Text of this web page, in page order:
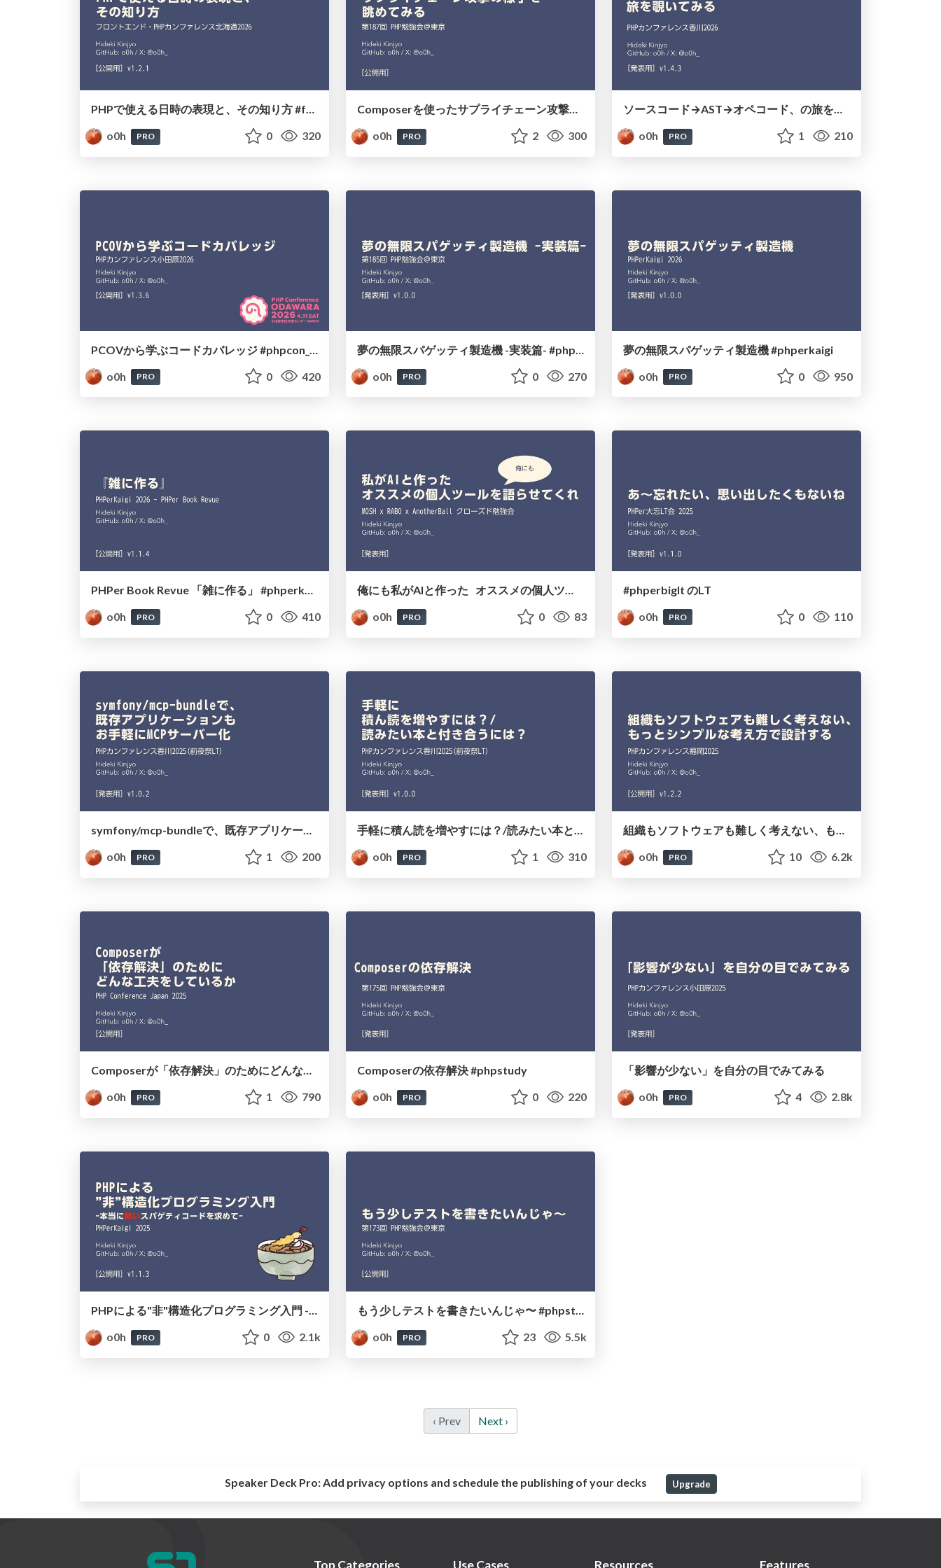
PHPで使える日時の表現と、その知り方 #frontend_phpcon_do
o0h
PRO 0 320
Composerを使ったサプライチェーン攻撃の様子を眺めてみる #phpstudy
o0h
PRO 2 300
ソースコード→AST→オペコード、の旅を覗いてみる
o0h
PRO 1 210
o0h
PRO 0 420
o0h
PRO 0 270
夢の無限スパゲッティ製造機 #phperkaigi
o0h
PRO 0 950
o0h
PRO 0 410
o0h
PRO 0 83
#phperbiglt のLT
o0h
PRO 0 110
symfony/mcp-bundleで、既存アプリケーションもお手軽にMCPサーバー化
o0h
PRO 1 200
手軽に積ん読を増やすには？/読みたい本と付き合うには？
o0h
PRO 1 310
組織もソフトウェアも難しく考えない、もっとシンプルな考え方で設計する #phpconfuk
o0h
PRO 10 6.2k
Composerが「依存解決」のためにどんな工夫をしているか #phpcon
o0h
PRO 1 790
Composerの依存解決 #phpstudy
o0h
PRO 0 220
「影響が少ない」を自分の目でみてみる
o0h
PRO 4 2.8k
PHPによる"非"構造化プログラミング入門 -本当に熱いスパゲティコードを求めて- #phperkaigi
o0h
PRO 0 2.1k
もう少しテストを書きたいんじゃ〜 #phpstudy
o0h
PRO 23 5.5k
‹ Prev Next ›
Speaker Deck Pro:Add privacy options and schedule the publishing of your decks Upgrade
Top Categories Use Cases Resources Features